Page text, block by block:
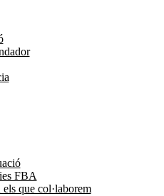
FBA
els que col·laborem